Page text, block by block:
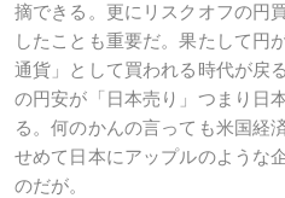
摘できる。更にリスクオフの円
したことも重要だ。果たして円
通貨」として買われる時代が戻
の円安が「日本売り」つまり日
る。何のかんの言っても米国経
せめて日本にアップルのような
のだが。